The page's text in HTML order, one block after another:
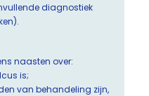
diagnostiek
naasten over:
is;
van behandeling zijn,